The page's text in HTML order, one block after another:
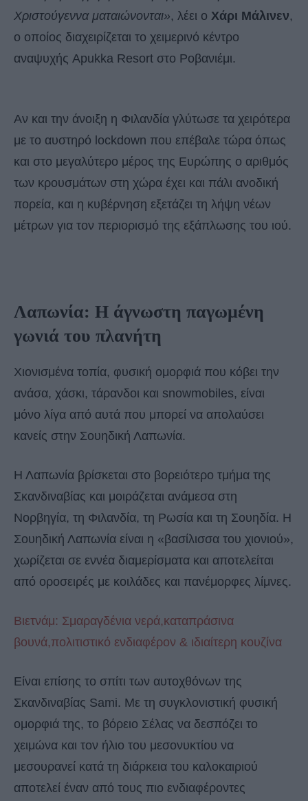
Χριστούγεννα ματαιώνονται», λέει ο Χάρι Μάλινεν,
ο οποίος διαχειρίζεται το χειμερινό κέντρο
αναψυχής Apukka Resort στο Ροβανιέμι.
Αν και την άνοιξη η Φιλανδία γλύτωσε τα χειρότερα
με το αυστηρό lockdown που επέβαλε τώρα όπως
και στο μεγαλύτερο μέρος της Ευρώπης ο αριθμός
των κρουσμάτων στη χώρα έχει και πάλι ανοδική
πορεία, και η κυβέρνηση εξετάζει τη λήψη νέων
μέτρων για τον περιορισμό της εξάπλωσης του ιού.
Λαπωνία: Η άγνωστη παγωμένη
γωνιά του πλανήτη
Χιονισμένα τοπία, φυσική ομορφιά που κόβει την
ανάσα, χάσκι, τάρανδοι και snowmobiles, είναι
μόνο λίγα από αυτά που μπορεί να απολαύσει
κανείς στην Σουηδική Λαπωνία.
Η Λαπωνία βρίσκεται στο βορειότερο τμήμα της
Σκανδιναβίας και μοιράζεται ανάμεσα στη
Νορβηγία, τη Φιλανδία, τη Ρωσία και τη Σουηδία. Η
Σουηδική Λαπωνία είναι η «βασίλισσα του χιονιού»,
χωρίζεται σε εννέα διαμερίσματα και αποτελείται
από οροσειρές με κοιλάδες και πανέμορφες λίμνες.
Βιετνάμ: Σμαραγδένια νερά,καταπράσινα
βουνά,πολιτιστικό ενδιαφέρον & ιδιαίτερη κουζίνα
Είναι επίσης το σπίτι των αυτοχθόνων της
Σκανδιναβίας Sami. Με τη συγκλονιστική φυσική
ομορφιά της, το βόρειο Σέλας να δεσπόζει το
χειμώνα και τον ήλιο του μεσονυκτίου να
μεσουρανεί κατά τη διάρκεια του καλοκαιριού
αποτελεί έναν από τους πιο ενδιαφέροντες